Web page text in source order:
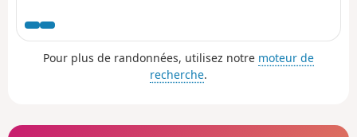
montagne de Charamel qui, à elle seule,
vaut le détour : le panorama est sublime.
On redescend ensuite doucement sur le
Pour plus de randonnées, utilisez notre moteur de
recherche.